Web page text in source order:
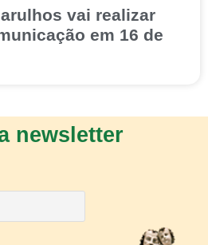
vai realizar
em 16 de
newsletter